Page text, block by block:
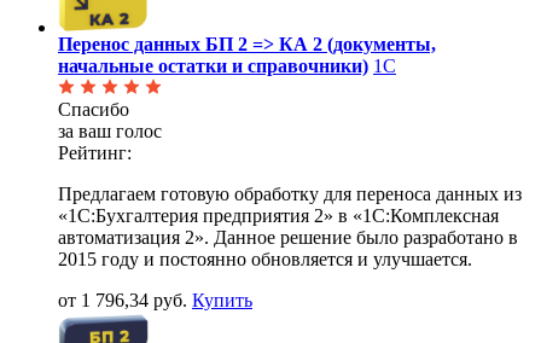
Перенос данных БП 2 => КА 2 (документы,
начальные остатки и справочники) 1С
Спасибо
за ваш голос
Рейтинг:
Предлагаем готовую обработку для переноса данных из
«1С:Бухгалтерия предприятия 2» в «1С:Комплексная
автоматизация 2». Данное решение было разработано в
2015 году и постоянно обновляется и улучшается.
от 1 796,34 руб. Купить